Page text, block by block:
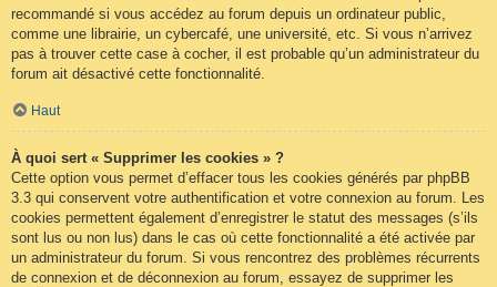
recommandé si vous accédez au forum depuis un ordinateur public,
comme une librairie, un cybercafé, une université, etc. Si vous n’arrivez
pas à trouver cette case à cocher, il est probable qu’un administrateur du
forum ait désactivé cette fonctionnalité.
Haut
À quoi sert « Supprimer les cookies » ?
Cette option vous permet d’effacer tous les cookies générés par phpBB
3.3 qui conservent votre authentification et votre connexion au forum. Les
cookies permettent également d’enregistrer le statut des messages (s’ils
sont lus ou non lus) dans le cas où cette fonctionnalité a été activée par
un administrateur du forum. Si vous rencontrez des problèmes récurrents
de connexion et de déconnexion au forum, essayez de supprimer les